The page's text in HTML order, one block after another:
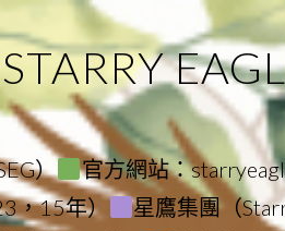
）
官方網站：
，15年）
星鷹集團（